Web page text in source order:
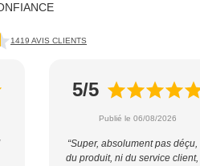
1419 AVIS CLIENTS
5/5
Publié le 06/08/2026
“Super, absolument pas déçu,
du produit, ni du service